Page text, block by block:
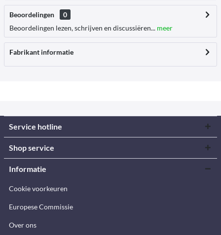
Beoordelingen
0
Beoordelingen lezen, schrijven en discussiëren... meer
Fabrikant informatie
Service hotline
Shop service
Informatie
Cookie voorkeuren
Europese Commissie
Over ons